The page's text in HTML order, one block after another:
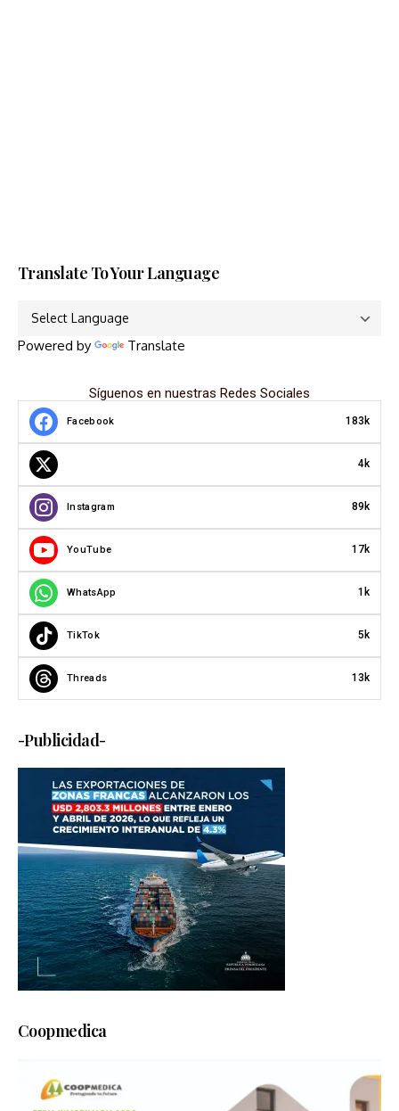
Translate To Your Language
Powered by Translate
Síguenos en nuestras Redes Sociales
Facebook 183k
4k
Instagram 89k
YouTube 17k
WhatsApp 1k
TikTok 5k
Threads 13k
-Publicidad-
Coopmedica